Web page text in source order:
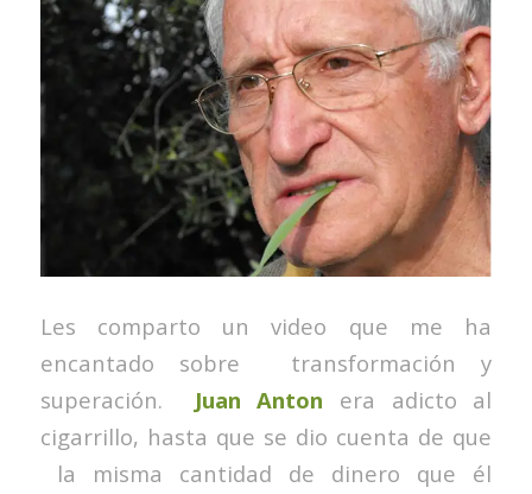
Les comparto un video que me ha
encantado sobre transformación y
superación. Juan Anton era adicto al
cigarrillo, hasta que se dio cuenta de que
la misma cantidad de dinero que él